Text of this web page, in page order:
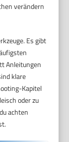
verändern
Es gibt
Anleitungen
klare
Kapitel
oder zu
achten